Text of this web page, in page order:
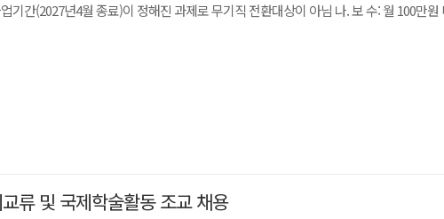
기간(2027년4월 종료)이 정해진 과제로 무기직 전환대상이 아님 나. 보 수: 월 100만
류 및 국제학술활동 조교 채용